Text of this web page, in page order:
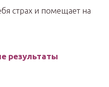
страх и помещает на
результаты